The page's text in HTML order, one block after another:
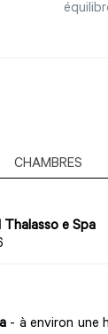
CHAMBRES
e Spa
- à environ une